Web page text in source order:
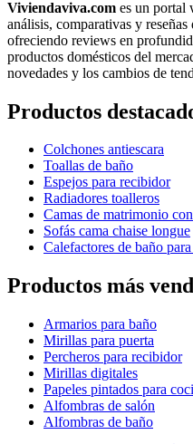
Viviendaviva.com es un portal
análisis, comparativas y
ofreciendo reviews en
productos domésticos del
novedades y los cambios de
Productos
Colchones antiescara
Toallas de baño
Espejos para recibidor
Radiadores toalleros
Camas de matrimonio
Sofás cama chaise longue
Calefactores de baño
Productos más
Armarios para baño
Mirillas para puerta
Percheros para recibidor
Mirillas digitales
Papeles pintados para
Alfombras de salón
Alfombras de baño